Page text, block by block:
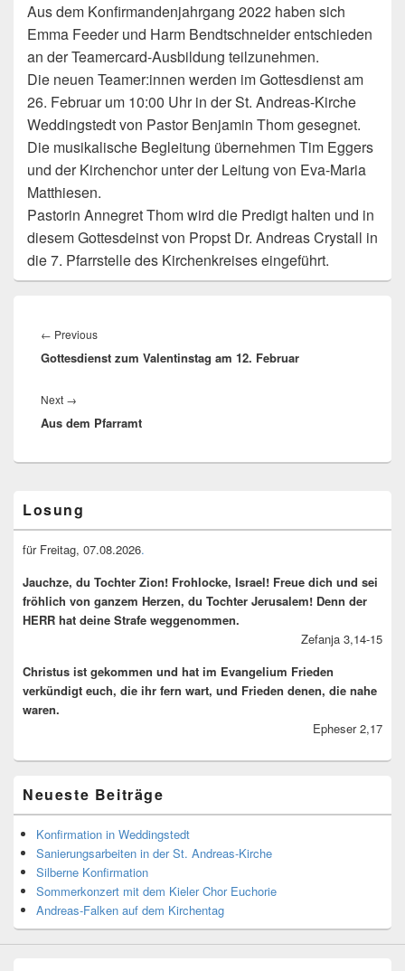
Aus dem Konfirmandenjahrgang 2022 haben sich
Emma Feeder und Harm Bendtschneider entschieden
an der Teamercard-Ausbildung teilzunehmen.
Die neuen Teamer:innen werden im Gottesdienst am
26. Februar um 10:00 Uhr in der St. Andreas-Kirche
Weddingstedt von Pastor Benjamin Thom gesegnet.
Die musikalische Begleitung übernehmen Tim Eggers
und der Kirchenchor unter der Leitung von Eva-Maria
Matthiesen.
Pastorin Annegret Thom wird die Predigt halten und in
diesem Gottesdeinst von Propst Dr. Andreas Crystall in
die 7. Pfarrstelle des Kirchenkreises eingeführt.
← PreviousPrevious
post:
Gottesdienst zum Valentinstag am 12. Februar
Next →
post:
Aus dem Pfarramt
Sidebar
Widget
Area
Losung
für Freitag, 07.08.2026.
Jauchze, du Tochter Zion! Frohlocke, Israel! Freue dich und sei
fröhlich von ganzem Herzen, du Tochter Jerusalem! Denn der
HERR hat deine Strafe weggenommen.
Zefanja 3,14-15
Christus ist gekommen und hat im Evangelium Frieden
verkündigt euch, die ihr fern wart, und Frieden denen, die nahe
waren.
Epheser 2,17
Neueste Beiträge
Konfirmation in Weddingstedt
Sanierungsarbeiten in der St. Andreas-Kirche
Silberne Konfirmation
Sommerkonzert mit dem Kieler Chor Euchorie
Andreas-Falken auf dem Kirchentag